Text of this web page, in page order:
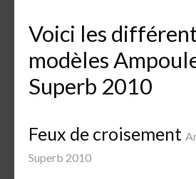
Voici les
modèles
Superb 2010
Feux de croisement
Superb 2010